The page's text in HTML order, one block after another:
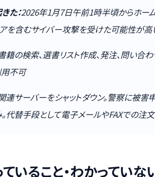
た：2026年1月7日午前1時半頃からホー
を含むサイバー攻撃を受けた可能性が高
籍の検索、選書リスト作成、発注、問い合
不可
連サーバーをシャットダウン。警察に被
代替手段として電子メールやFAXでの注
いること・わかっていな